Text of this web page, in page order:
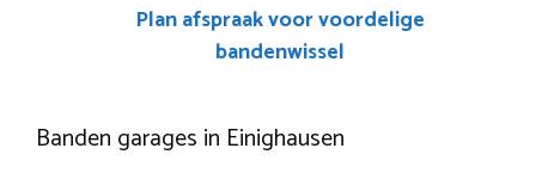
Plan afspraak voor voordelige
bandenwissel
Banden garages in Einighausen